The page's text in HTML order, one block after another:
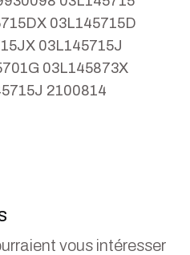
03L145715D
03L145715J
03L145873X
2100814
vous intéresser